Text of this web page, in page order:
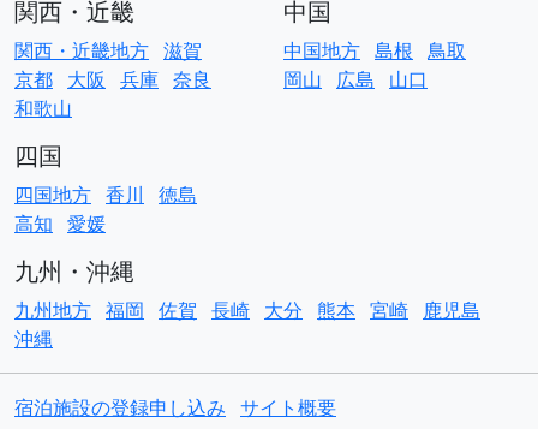
関西・近畿
関西・近畿地方 滋賀
京都 大阪 兵庫 奈良
和歌山
中国
中国地方 島根 鳥取
岡山 広島 山口
四国
四国地方 香川
徳島
高知 愛媛
九州・沖縄
九州地方 福岡 佐賀 長崎 大分 熊本 宮崎 鹿児島
沖縄
宿泊施設の登録申し込み サイト概要